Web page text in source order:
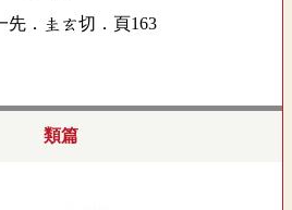
先．圭玄切．頁163
類篇